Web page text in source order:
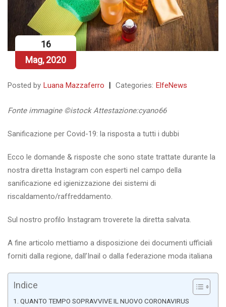
16
Mag, 2020
Posted by Luana Mazzaferro Categories: ElfeNews
Fonte immagine ©istockAttestazione:cyano66
Sanificazione per Covid-19: la risposta a tutti i dubbi
Ecco le domande & risposte che sono state trattate durante la
nostra diretta Instagram con esperti nel campo della
sanificazione ed igienizzazione dei sistemi di
riscaldamento/raffreddamento.
Sul nostro profilo Instagram troverete la diretta salvata.
A fine articolo mettiamo a disposizione dei documenti ufficiali
forniti dalla regione, dall’Inail o dalla federazione moda italiana
Indice
QUANTO TEMPO SOPRAVVIVE IL NUOVO CORONAVIRUS